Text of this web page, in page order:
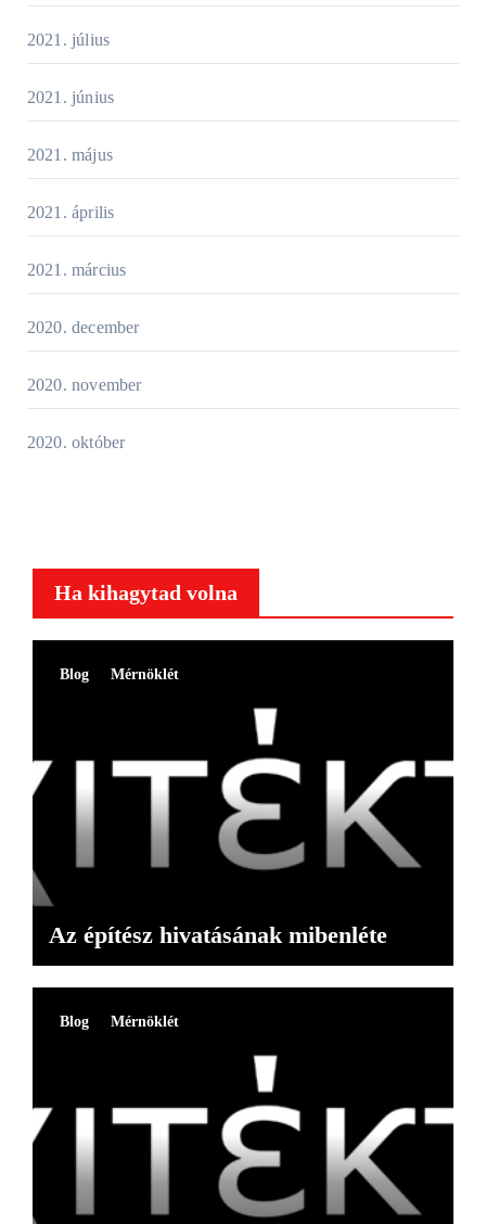
2021. július
2021. június
2021. május
2021. április
2021. március
2020. december
2020. november
2020. október
Ha kihagytad volna
Blog Mérnöklét
Az építész hivatásának mibenléte
Blog Mérnöklét